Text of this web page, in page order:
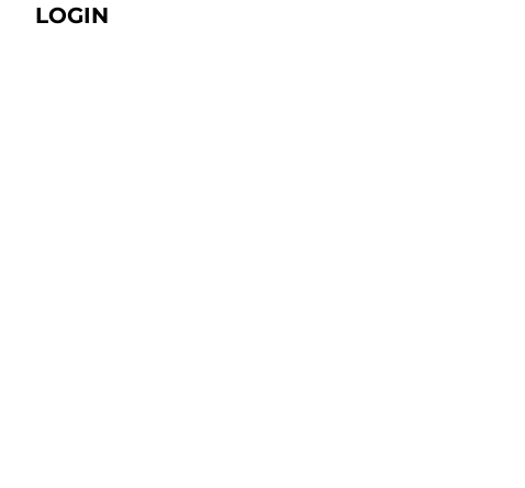
LOGIN
eine große Sache. Aber
dieser Art passen nicht mehr in die Zeit,
überzeugt. Der Chef des Wettbewerbs zieht